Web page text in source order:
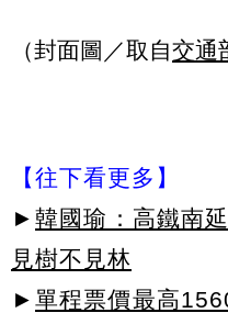
（封面圖／取自交通
【往下看更多】
► 韓國瑜：高鐵南
見樹不見林
► 單程票價最高